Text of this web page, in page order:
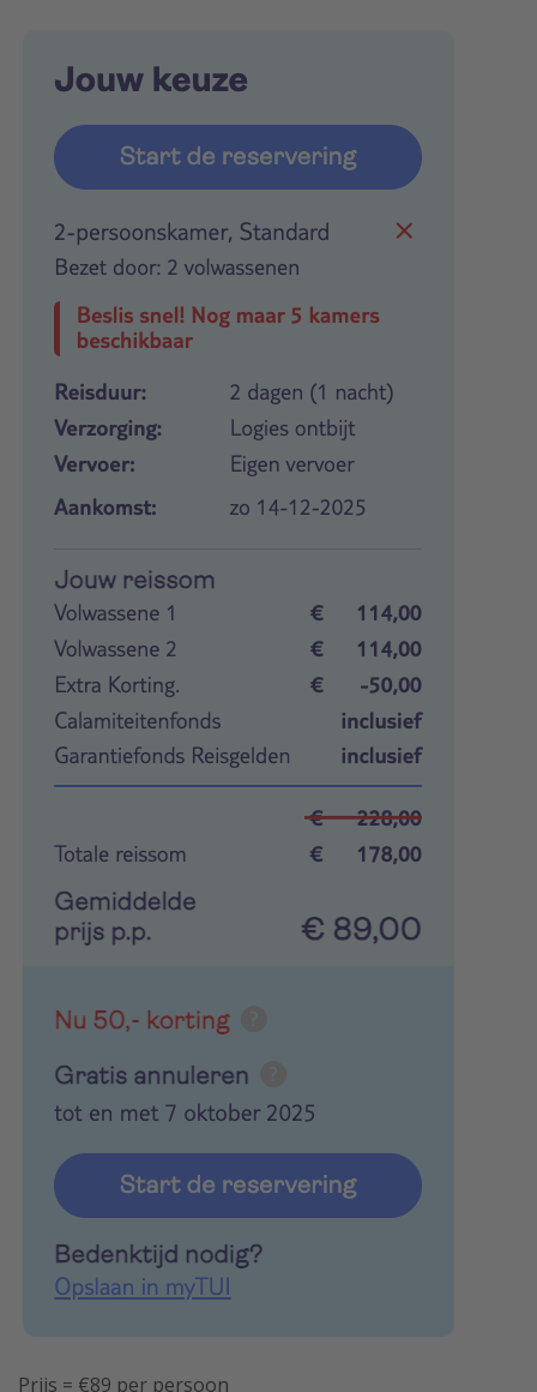
Prijs = €89 per persoon